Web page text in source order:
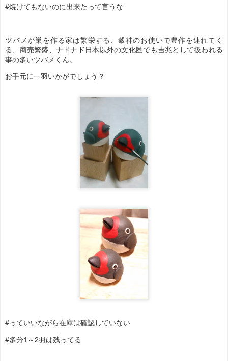
#焼けてもないのに出来たって言うな
ツバメが巣を作る家は繁栄する、穀神のお使いで豊作を連れてく
る、商売繁盛、ナドナド日本以外の文化圏でも吉兆として扱われる
事の多いツバメくん。
お手元に一羽いかがでしょう？
#っていいながら在庫は確認していない
#多分1～2羽は残ってる